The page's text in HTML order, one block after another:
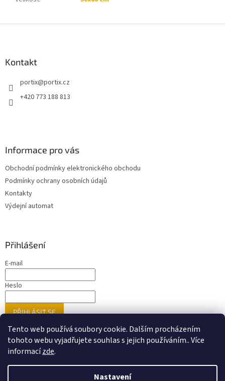
Tento web používá soubory cookie. Dalším procházením
tohoto webu vyjadřujete souhlas s jejich používáním.. Více
informacízde.
Nastavení
Kontakt
portix@portix.cz
+420 773 188 813
Informace pro vás
Obchodní podmínky elektronického obchodu
Podmínky ochrany osobních údajů
Kontakty
Výdejní automat
Přihlášení
E-mail
Heslo
PŘIHLÁSIT SE
Nová registraceZapomenuté heslo